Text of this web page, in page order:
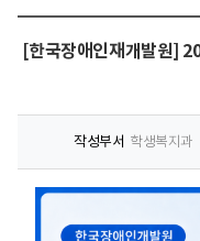
[한국장애인재개발원]
작성부서 학생복지과